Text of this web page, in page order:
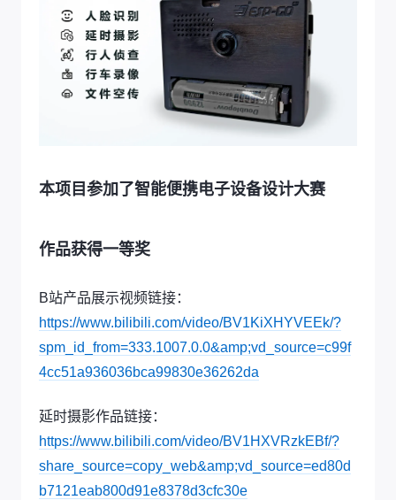
本项目参加了智能便携电子设备设计大赛
作品获得一等奖
B站产品展示视频链接：
https://www.bilibili.com/video/BV1KiXHYVEEk/?
spm_id_from=333.1007.0.0&amp;vd_source=c99f
4cc51a936036bca99830e36262da
延时摄影作品链接：
https://www.bilibili.com/video/BV1HXVRzkEBf/?
share_source=copy_web&amp;vd_source=ed80d
b7121eab800d91e8378d3cfc30e